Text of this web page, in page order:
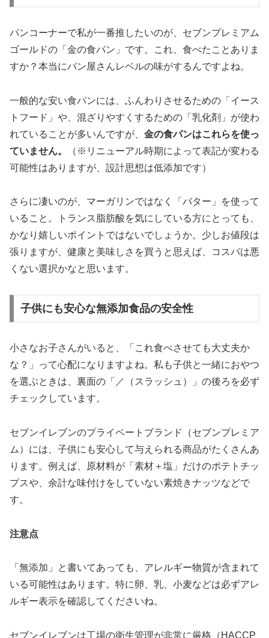
パンコーナーで私が一番推したいのが、セブンプレミアム
ゴールドの「金の食パン」です。これ、食べたことありま
すか？本当にパン屋さんレベルの味がするんですよね。
一般的な安い食パンには、ふんわりさせるための「イース
トフード」や、混ざりやすくするための「乳化剤」が使わ
れていることが多いんですが、 金の食パンはこれらを使っ
ていません。
（※リニューアル時期によって表記が変わる
可能性はありますが、設計思想は低添加です）
さらに凄いのが、マーガリンではなく
「バター」を使って
いる こと。トランス脂肪酸を気にしている方にとっても、
かなり嬉しいポイントではないでしょうか。少しお値段は
張りますが、健康と美味しさを買うと思えば、コスパは悪
くない選択かなと思います。
子供にも安心な無添加食品の安全性
小さなお子さんがいると、「これ食べさせても大丈夫か
な？」って心配になりますよね。私も子供と一緒におやつ
を選ぶときは、裏面の「／（スラッシュ）」の後ろを必ず
チェックしています。
セブンイレブンのプライベートブランド（セブンプレミア
ム）には、子供にも安心して与えられる商品がたくさんあ
ります。例えば、原材料が「素材＋塩」だけのポテトチッ
プスや、余計な味付けをしていない素焼きナッツなどで
す。
注意点
「無添加」と書いてあっても、アレルギー物質が含まれて
いる可能性はあります。特に卵、乳、小麦などは必ずアレ
ルギー表示を確認してくださいね。
セブンイレブンは工場の衛生管理が非常に厳格（HACCP